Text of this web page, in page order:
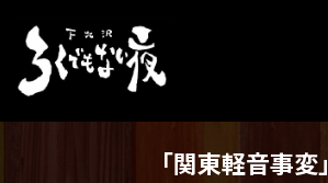
「関東軽音事変」